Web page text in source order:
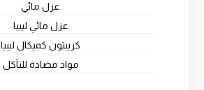
عزل مائي
عزل مائي ليبيا
كريبتون كميكال ليبيا
مواد مضادة للتآكل